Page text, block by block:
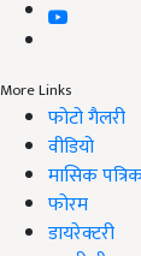
More Links
फोटो गैलरी
वीडियो
मासिक
फोरम
डायरेक्टरी